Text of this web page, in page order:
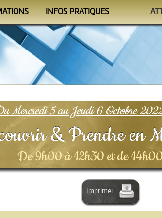
INFOS PRATIQUES
Se former
Le Formateur
Conditions
Auto-
Mercredi 5 au Jeudi 6 Octobre
& Prendre en
De 9h00 à 12h30 et de
Imprimer